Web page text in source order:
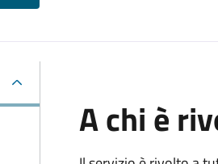
A chi è